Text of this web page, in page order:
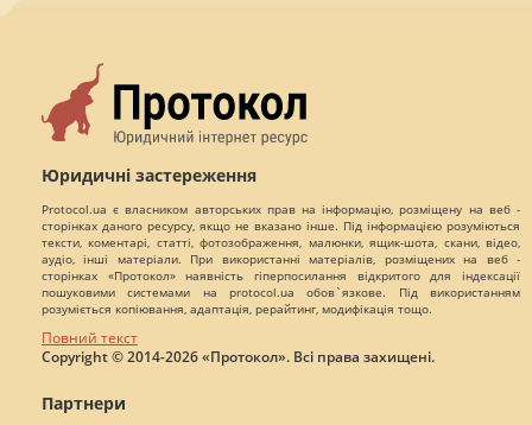
Юридичні застереження
Protocol.ua є власником авторських прав на інформацію, розміщену на веб -
сторінках даного ресурсу, якщо не вказано інше. Під інформацією розуміються
тексти, коментарі, статті, фотозображення, малюнки, ящик-шота, скани, відео,
аудіо, інші матеріали. При використанні матеріалів, розміщених на веб -
сторінках «Протокол» наявність гіперпосилання відкритого для індексації
пошуковими системами на protocol.ua обов`язкове. Під використанням
розуміється копіювання, адаптація, рерайтинг, модифікація тощо.
Повний текст
Copyright © 2014-2026 «Протокол». Всі права захищені.
Партнери